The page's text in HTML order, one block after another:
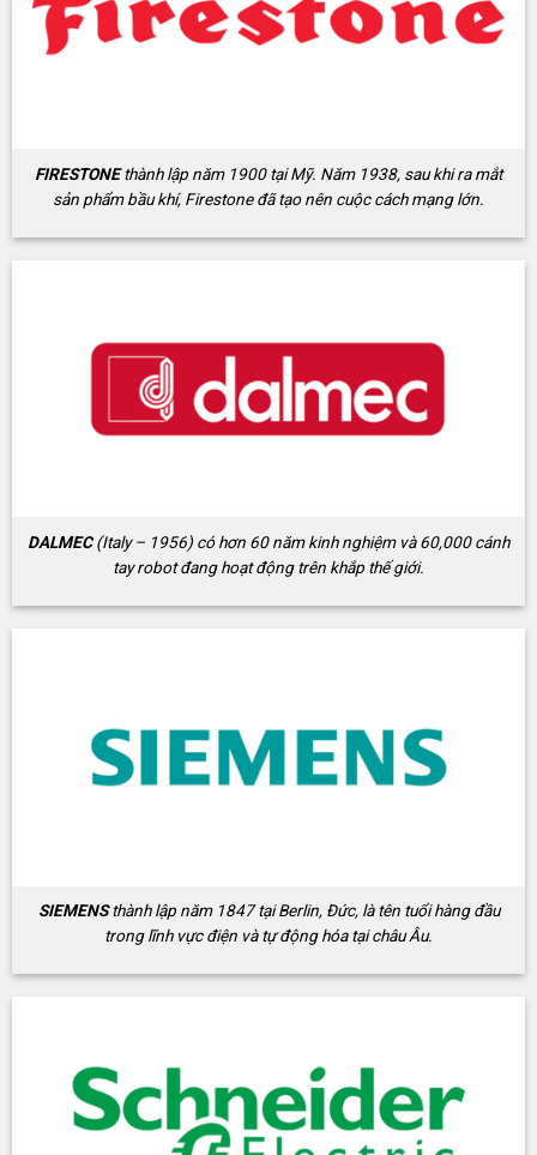
FIRESTONEthành lập năm 1900 tại Mỹ. Năm 1938, sau khi ra mắt
sản phẩm bầu khí, Firestone đã tạo nên cuộc cách mạng lớn.
DALMEC(Italy – 1956) có hơn 60 năm kinh nghiệm và 60,000 cánh
tay robot đang hoạt động trên khắp thế giới.
SIEMENSthành lập năm 1847 tại Berlin, Đức, là tên tuổi hàng đầu
trong lĩnh vực điện và tự động hóa tại châu Âu.